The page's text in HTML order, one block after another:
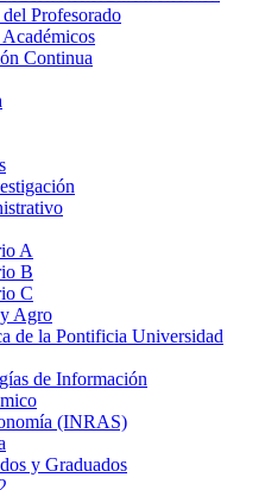
Profesorado
Continua
A
B
C
Agro
de la Pontificia Universidad
de Información
(INRAS)
y Graduados